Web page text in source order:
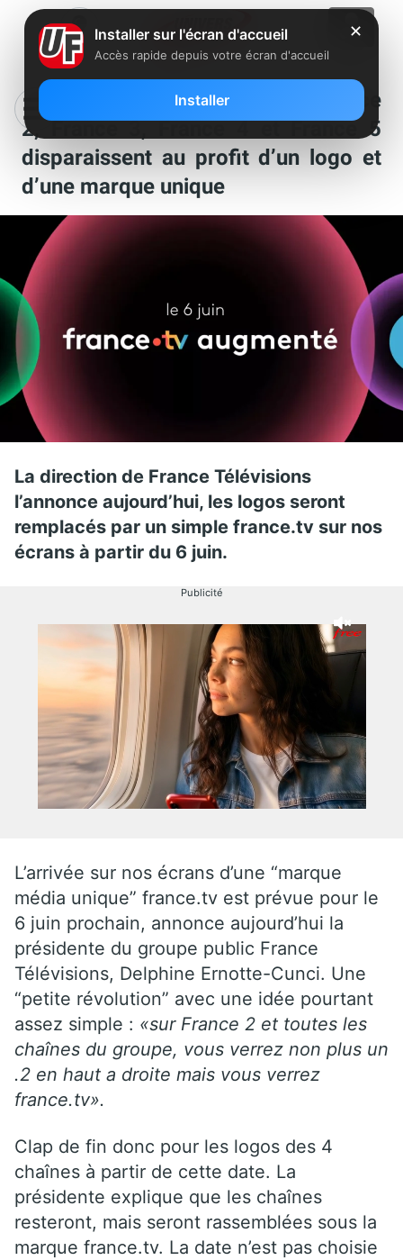
Coup de tonnerre, les logos France
2, France 3, France 4 et France 5
disparaissent au profit d’un logo et
d’une marque unique
La direction de France Télévisions
l’annonce aujourd’hui, les logos seront
remplacés par un simple france.tv sur nos
écrans à partir du 6 juin.
Publicité
L’arrivée sur nos écrans d’une “marque
média unique” france.tv est prévue pour le
6 juin prochain, annonce aujourd’hui la
présidente du groupe public France
Télévisions, Delphine Ernotte-Cunci. Une
“petite révolution” avec une idée pourtant
assez simple : «sur France 2 et toutes les
chaînes du groupe, vous verrez non plus un
.2 en haut a droite mais vous verrez
france.tv».
Clap de fin donc pour les logos des 4
chaînes à partir de cette date. La
présidente explique que les chaînes
resteront, mais seront rassemblées sous la
marque france.tv. La date n’est pas choisie
✕
Installer sur l'écran d'accueil
Accès rapide depuis votre écran d'accueil
Installer